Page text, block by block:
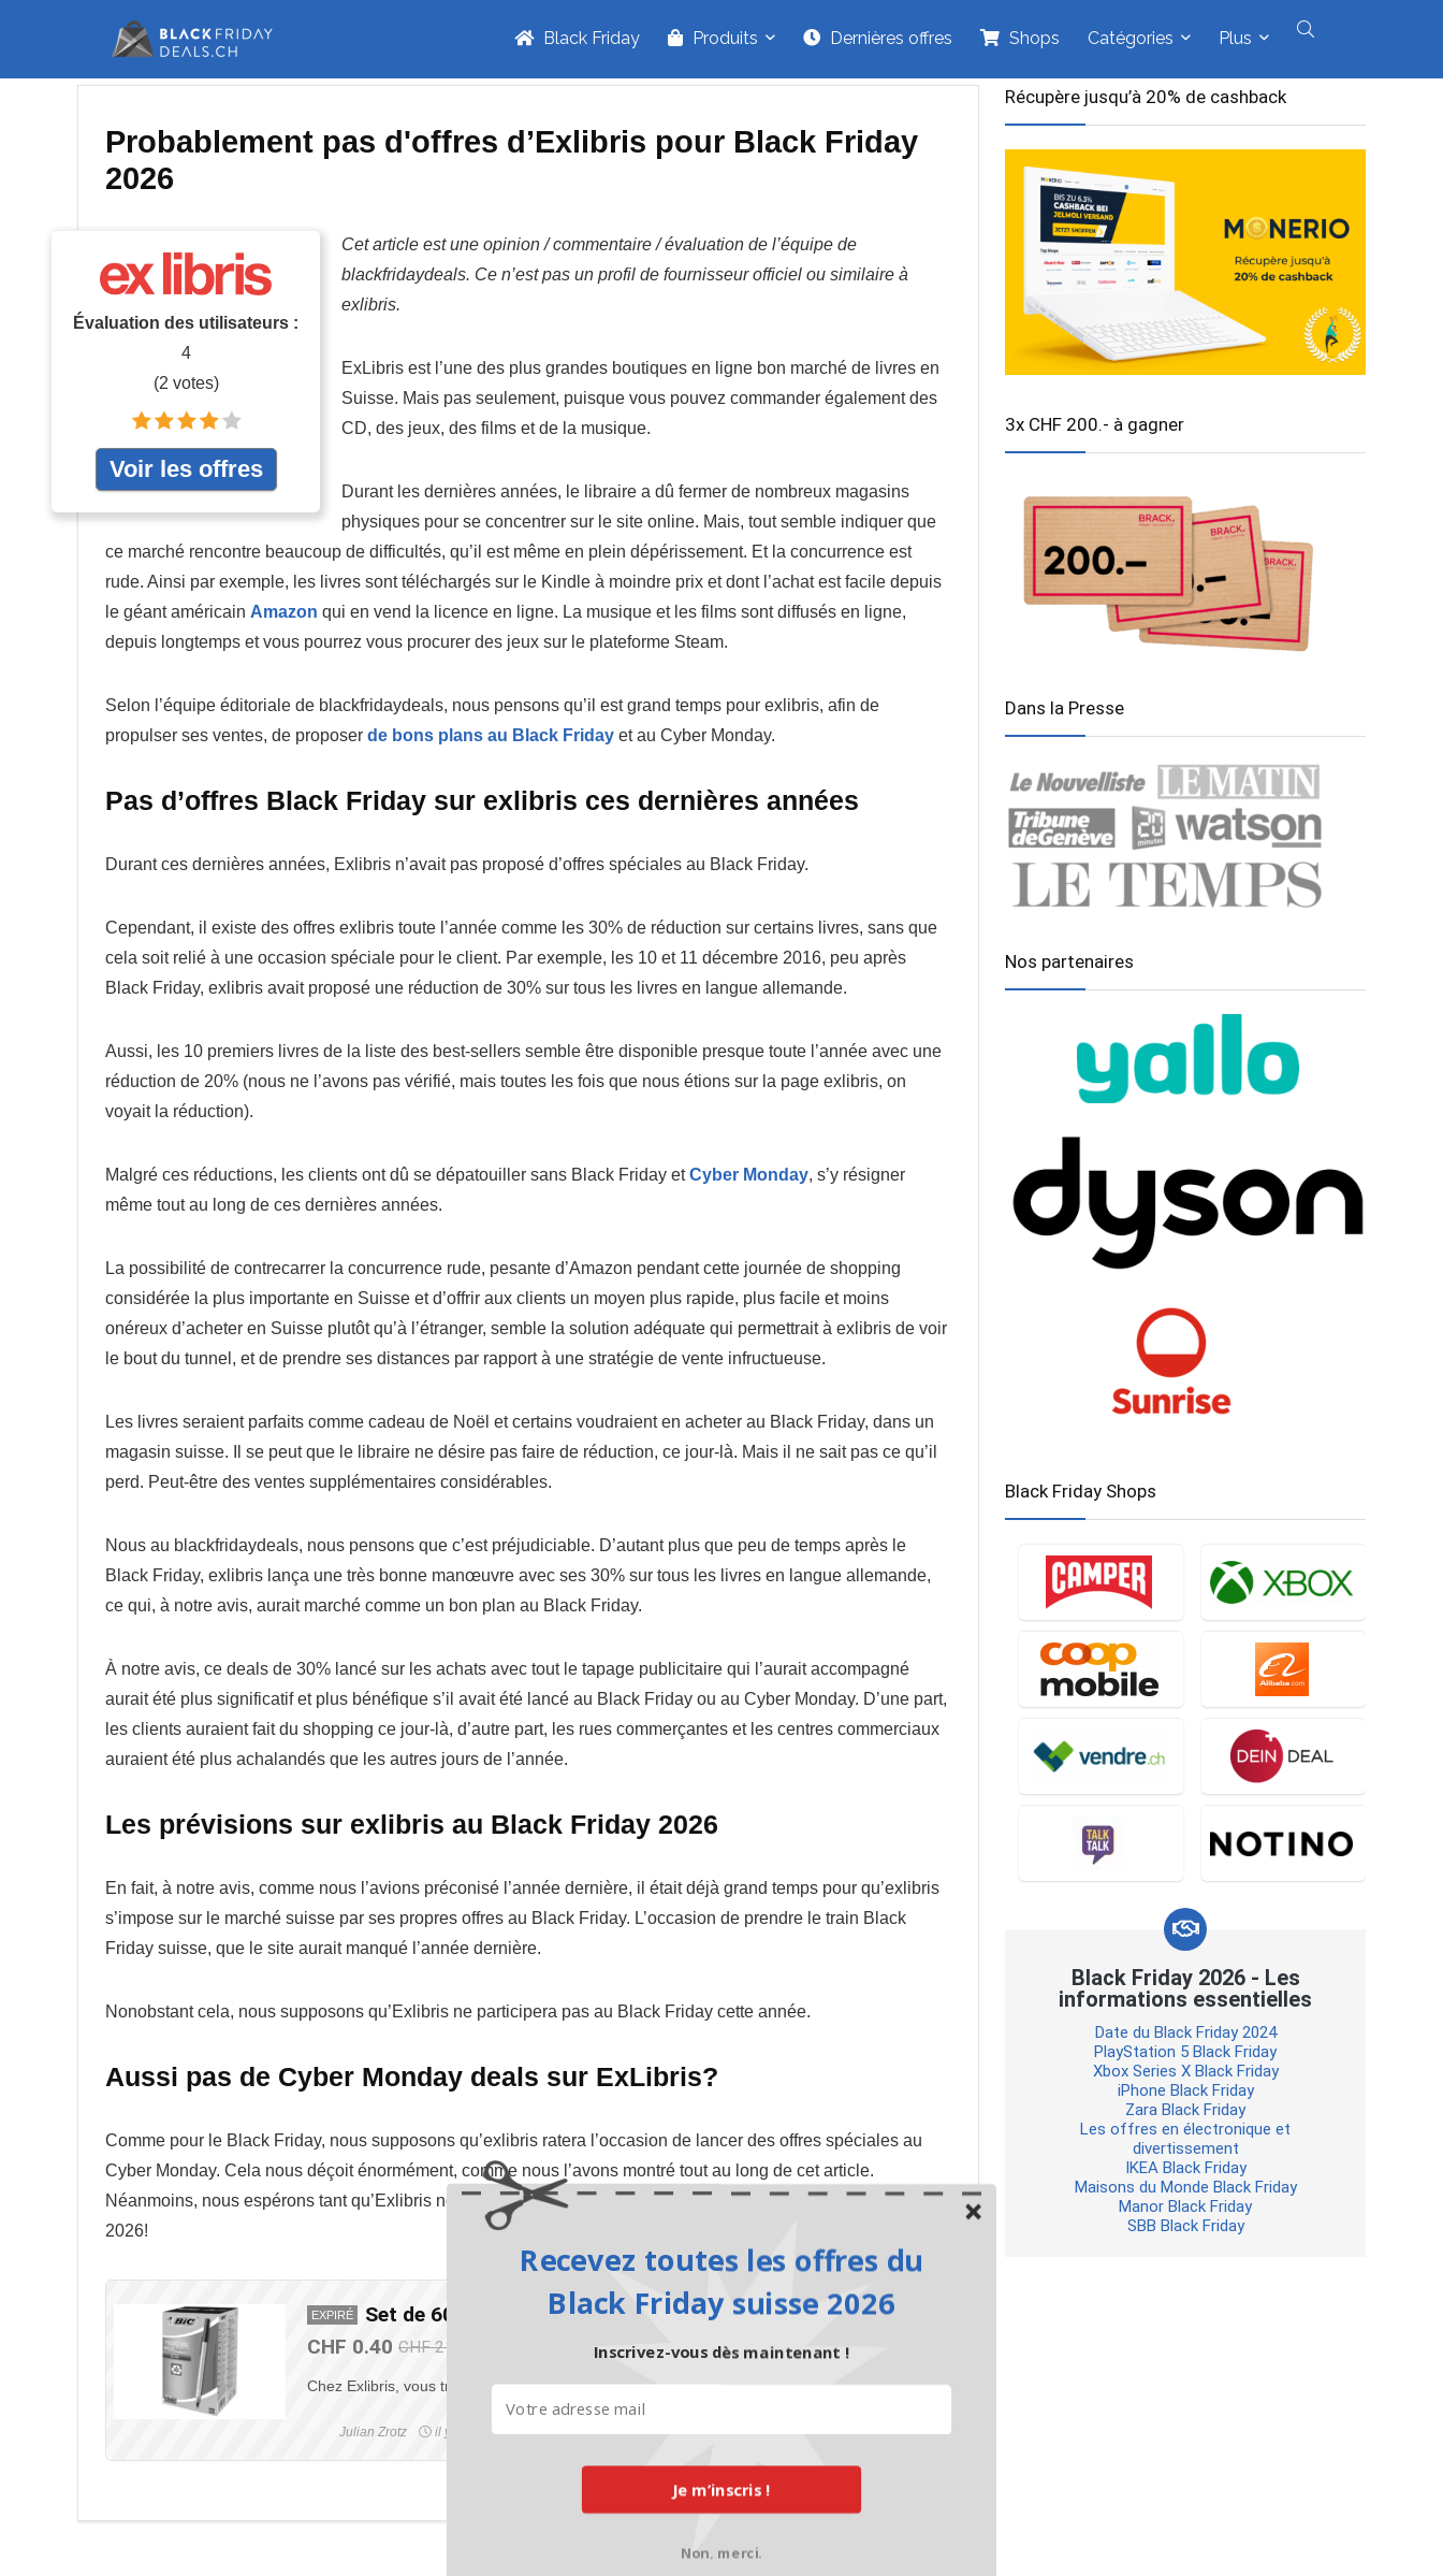
Black Friday Produits Dernières offres Shops Catégories Plus
Probablement pas d'offres d’Exlibris pour Black Friday
2026
Évaluation des utilisateurs :
4
(2 votes)
Voir les offres
Cet article est une opinion / commentaire / évaluation de l’équipe de
blackfridaydeals. Ce n’est pas un profil de fournisseur officiel ou similaire à
exlibris.
ExLibris est l’une des plus grandes boutiques en ligne bon marché de livres en
Suisse. Mais pas seulement, puisque vous pouvez commander également des
CD, des jeux, des films et de la musique.
Durant les dernières années, le libraire a dû fermer de nombreux magasins
physiques pour se concentrer sur le site online. Mais, tout semble indiquer que
ce marché rencontre beaucoup de difficultés, qu’il est même en plein dépérissement. Et la concurrence est
rude. Ainsi par exemple, les livres sont téléchargés sur le Kindle à moindre prix et dont l’achat est facile depuis
le géant américain Amazon qui en vend la licence en ligne. La musique et les films sont diffusés en ligne,
depuis longtemps et vous pourrez vous procurer des jeux sur le plateforme Steam.
Selon l’équipe éditoriale de blackfridaydeals, nous pensons qu’il est grand temps pour exlibris, afin de
propulser ses ventes, de proposer de bons plans au Black Friday et au Cyber ​​Monday.
Pas d’offres Black Friday sur exlibris ces dernières années
Durant ces dernières années, Exlibris n’avait pas proposé d’offres spéciales au Black Friday.
Cependant, il existe des offres exlibris toute l’année comme les 30% de réduction sur certains livres, sans que
cela soit relié à une occasion spéciale pour le client. Par exemple, les 10 et 11 décembre 2016, peu après
Black Friday, exlibris avait proposé une réduction de 30% sur tous les livres en langue allemande.
Aussi, les 10 premiers livres de la liste des best-sellers semble être disponible presque toute l’année avec une
réduction de 20% (nous ne l’avons pas vérifié, mais toutes les fois que nous étions sur la page exlibris, on
voyait la réduction).
Malgré ces réductions, les clients ont dû se dépatouiller sans Black Friday etCyber Monday, s’y résigner
même tout au long de ces dernières années.
La possibilité de contrecarrer la concurrence rude, pesante d’Amazon pendant cette journée de shopping
considérée la plus importante en Suisse et d’offrir aux clients un moyen plus rapide, plus facile et moins
onéreux d’acheter en Suisse plutôt qu’à l’étranger, semble la solution adéquate qui permettrait à exlibris de voir
le bout du tunnel, et de prendre ses distances par rapport à une stratégie de vente infructueuse.
Les livres seraient parfaits comme cadeau de Noël et certains voudraient en acheter au Black Friday, dans un
magasin suisse. Il se peut que le libraire ne désire pas faire de réduction, ce jour-là. Mais il ne sait pas ce qu’il
perd. Peut-être des ventes supplémentaires considérables.
Nous au blackfridaydeals, nous pensons que c’est préjudiciable. D’autant plus que peu de temps après le
Black Friday, exlibris lança une très bonne manœuvre avec ses 30% sur tous les livres en langue allemande,
ce qui, à notre avis, aurait marché comme un bon plan au Black Friday.
À notre avis, ce deals de 30% lancé sur les achats avec tout le tapage publicitaire qui l’aurait accompagné
aurait été plus significatif et plus bénéfique s’il avait été lancé au Black Friday ou au Cyber Monday. D’une part,
les clients auraient fait du shopping ce jour-là, d’autre part, les rues commerçantes et les centres commerciaux
auraient été plus achalandés que les autres jours de l’année.
Les prévisions sur exlibris au Black Friday 2026
En fait, à notre avis, comme nous l’avions préconisé l’année dernière, il était déjà grand temps pour qu’exlibris
s’impose sur le marché suisse par ses propres offres au Black Friday. L’occasion de prendre le train Black
Friday suisse, que le site aurait manqué l’année dernière.
Nonobstant cela, nous supposons qu’Exlibris ne participera pas au Black Friday cette année.
Aussi pas de Cyber ​​Monday deals sur ExLibris?
Comme pour le Black Friday, nous supposons qu’exlibris ratera l’occasion de lancer des offres spéciales au
Cyber ​​Monday. Cela nous déçoit énormément, comme nous l’avons montré tout au long de cet article.
Néanmoins, nous espérons tant qu’Exlibris nous surprendra agréablement au Black Friday et Cyber ​​Monday
2026!
EXPIRÉ
Set de 60 stylos à bille BIC pour CHF 0.40
CHF 0.40 CHF 21.90¹
Chez Exlibris, vous trouverez les stylos à bille BIC en set de 60 pièces pour CHF 0.40.
Julian Zrotz il y a 4 ans CONTINUER À LIRE
Récupère jusqu’à 20% de cashback
3x CHF 200.- à gagner
Dans la Presse
Nos partenaires
Black Friday Shops
Black Friday 2026 - Les
informations essentielles
Date du Black Friday 2024
PlayStation 5 Black Friday
Xbox Series X Black Friday
iPhone Black Friday
Zara Black Friday
Les offres en électronique et
divertissement
IKEA Black Friday
Maisons du Monde Black Friday
Manor Black Friday
SBB Black Friday
Je m’inscris !
Recevez toutes les offres du
Black Friday suisse 2026
Inscrivez-vous dès maintenant !
Non, merci.